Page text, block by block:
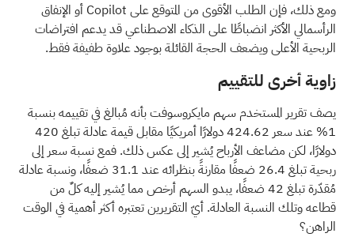
ومع ذلك، فإن الطلب الأقوى من المتوقع على Copilot أو الإنفاق
الرأسمالي الأكثر انضباطًا على الذكاء الاصطناعي قد يدعم افتراضات
الربحية الأعلى ويضعف الحجة القائلة بوجود علاوة طفيفة فقط.
زاوية أخرى للتقييم
يصف تقرير المستخدم سهم مايكروسوفت بأنه مُبالغ في تقييمه بنسبة
1% عند سعر 424.62 دولارًا أمريكيًا مقابل قيمة عادلة تبلغ 420
دولارًا، لكن مضاعف الأرباح يُشير إلى عكس ذلك. فمع نسبة سعر إلى
ربحية تبلغ 26.4 ضعفًا مقارنةً بنظرائه عند 31.1 ضعفًا، ونسبة عادلة
مُقدّرة تبلغ 42 ضعفًا، يبدو السهم أرخص مما يُشير إليه كلٌ من
قطاعه وتلك النسبة العادلة. أيّ التقريرين تعتبره أكثر أهمية في الوقت
الراهن؟